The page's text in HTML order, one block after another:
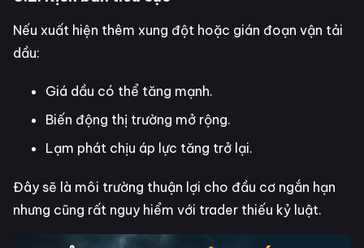
Nếu xuất hiện thêm xung đột hoặc gián đoạn vận tải
dầu:
Giá dầu có thể tăng mạnh.
Biến động thị trường mở rộng.
Lạm phát chịu áp lực tăng trở lại.
Đây sẽ là môi trường thuận lợi cho đầu cơ ngắn hạn
nhưng cũng rất nguy hiểm với trader thiếu kỷ luật.